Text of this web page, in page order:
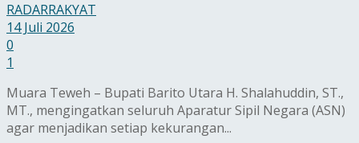
RADARRAKYAT
14 Juli 2026
0
1
Muara Teweh – Bupati Barito Utara H. Shalahuddin, ST.,
MT., mengingatkan seluruh Aparatur Sipil Negara (ASN)
agar menjadikan setiap kekurangan...